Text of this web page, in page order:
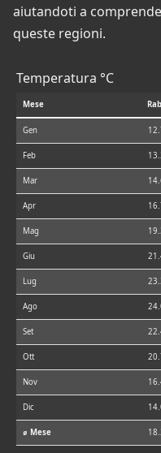
aiutandoti a
queste regioni.
Temperatura °C
Mese
Gen
Feb
Mar
Apr
Mag
Giu
Lug
Ago
Set
Ott
Nov
Dic
⌀ Mese